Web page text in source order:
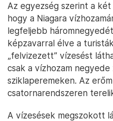
Az egyezség szerint a
hogy a Niagara
legfeljebb
képzavarral élve a
„felvizezett” vízesést
csak a vízhozam negyede
sziklaperemeken. Az
csatornarendszeren
A vízesések megszokott